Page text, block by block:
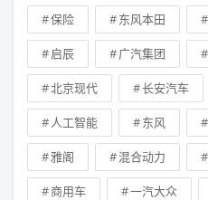
保险 东风本田
启辰 广汽集团
北京现代 长安汽车
人工智能 东风
雅阁 混合动力
商用车 一汽大众